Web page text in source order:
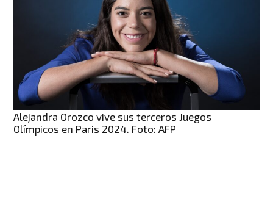
Alejandra Orozco vive sus terceros Juegos
Olímpicos en Paris 2024. Foto: AFP